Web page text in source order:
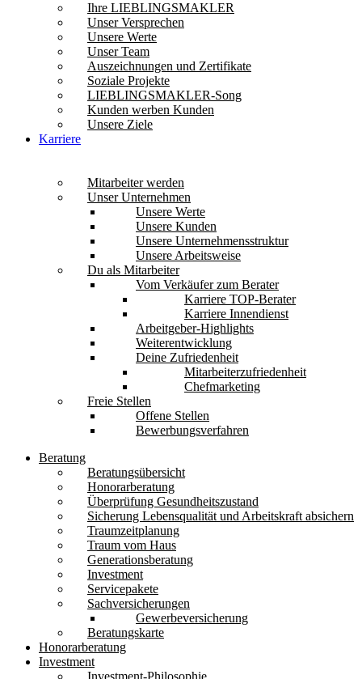
Ihre LIEBLINGSMAKLER
Unser Versprechen
Unsere Werte
Unser Team
Auszeichnungen und Zertifikate
Soziale Projekte
LIEBLINGSMAKLER-Song
Kunden werben Kunden
Unsere Ziele
Karriere
Mitarbeiter werden
Unser Unternehmen
Unsere Werte
Unsere Kunden
Unsere Unternehmensstruktur
Unsere Arbeitsweise
Du als Mitarbeiter
Vom Verkäufer zum Berater
Karriere TOP-Berater
Karriere Innendienst
Arbeitgeber-Highlights
Weiterentwicklung
Deine Zufriedenheit
Mitarbeiterzufriedenheit
Chefmarketing
Freie Stellen
Offene Stellen
Bewerbungsverfahren
Beratung
Beratungsübersicht
Honorarberatung
Überprüfung Gesundheitszustand
Sicherung Lebensqualität und Arbeitskraft absichern
Traumzeitplanung
Traum vom Haus
Generationsberatung
Investment
Servicepakete
Sachversicherungen
Gewerbeversicherung
Beratungskarte
Honorarberatung
Investment
Investment-Philosophie